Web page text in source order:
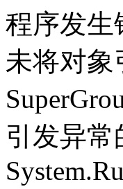
程序发生
未将对象
引发异